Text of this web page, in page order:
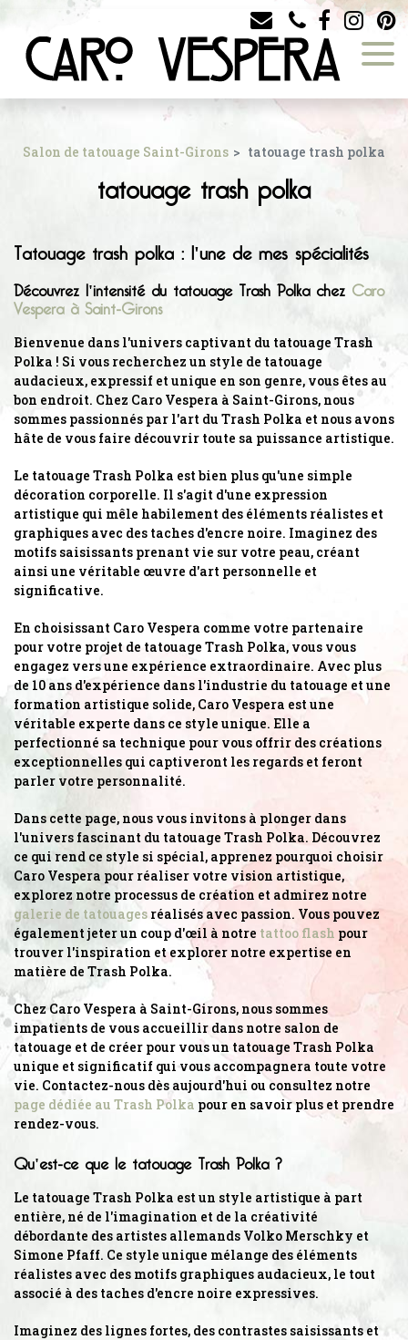
Salon de tatouage Saint-Girons tatouage trash polka
tatouage trash polka
Tatouage trash polka : l'une de mes spécialités
Découvrez l'intensité du tatouage Trash Polka chez Caro
Vespera à Saint-Girons
Bienvenue dans l'univers captivant du tatouage Trash
Polka ! Si vous recherchez un style de tatouage
audacieux, expressif et unique en son genre, vous êtes au
bon endroit. Chez Caro Vespera à Saint-Girons, nous
sommes passionnés par l'art du Trash Polka et nous avons
hâte de vous faire découvrir toute sa puissance artistique.
Le tatouage Trash Polka est bien plus qu'une simple
décoration corporelle. Il s'agit d'une expression
artistique qui mêle habilement des éléments réalistes et
graphiques avec des taches d'encre noire. Imaginez des
motifs saisissants prenant vie sur votre peau, créant
ainsi une véritable œuvre d'art personnelle et
significative.
En choisissant Caro Vespera comme votre partenaire
pour votre projet de tatouage Trash Polka, vous vous
engagez vers une expérience extraordinaire. Avec plus
de 10 ans d'expérience dans l'industrie du tatouage et une
formation artistique solide, Caro Vespera est une
véritable experte dans ce style unique. Elle a
perfectionné sa technique pour vous offrir des créations
exceptionnelles qui captiveront les regards et feront
parler votre personnalité.
Dans cette page, nous vous invitons à plonger dans
l'univers fascinant du tatouage Trash Polka. Découvrez
ce qui rend ce style si spécial, apprenez pourquoi choisir
Caro Vespera pour réaliser votre vision artistique,
explorez notre processus de création et admirez notre
galerie de tatouages réalisés avec passion. Vous pouvez
également jeter un coup d'œil à notre tattoo flash pour
trouver l'inspiration et explorer notre expertise en
matière de Trash Polka.
Chez Caro Vespera à Saint-Girons, nous sommes
impatients de vous accueillir dans notre salon de
tatouage et de créer pour vous un tatouage Trash Polka
unique et significatif qui vous accompagnera toute votre
vie. Contactez-nous dès aujourd'hui ou consultez notre
page dédiée au Trash Polka pour en savoir plus et prendre
rendez-vous.
Qu'est-ce que le tatouage Trash Polka ?
Le tatouage Trash Polka est un style artistique à part
entière, né de l'imagination et de la créativité
débordante des artistes allemands Volko Merschky et
Simone Pfaff. Ce style unique mélange des éléments
réalistes avec des motifs graphiques audacieux, le tout
associé à des taches d'encre noire expressives.
Imaginez des lignes fortes, des contrastes saisissants et
Panneau de gestion des cookies